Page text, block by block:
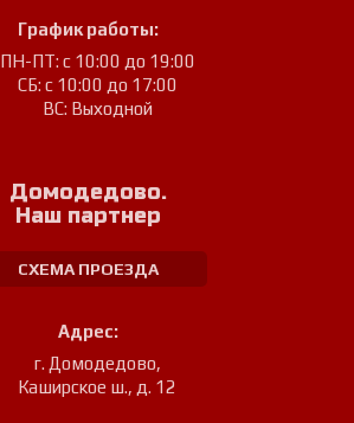
График работы:
ПН-ПТ: с 10:00 до 19:00
СБ: с 10:00 до 17:00
ВС: Выходной
Домодедово.
Наш партнер
СХЕМА ПРОЕЗДА
Адрес:
г. Домодедово,
Каширское ш., д. 12